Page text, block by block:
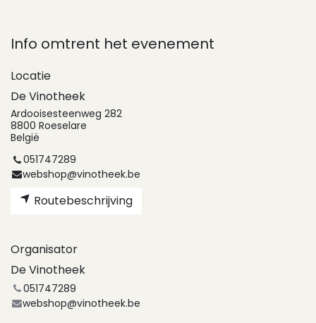
Info omtrent het evenement
Locatie
De Vinotheek
Ardooisesteenweg 282
8800 Roeselare
België
051747289
webshop@vinotheek.be
Routebeschrijving
Organisator
De Vinotheek
051747289
webshop@vinotheek.be